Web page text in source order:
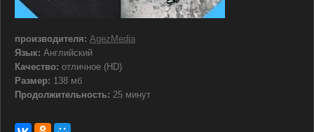
производителя: AgezMedia
Язык: Английский
Качество: отличное (HD)
Размер: 138 мб
Продолжительность: 25 минут